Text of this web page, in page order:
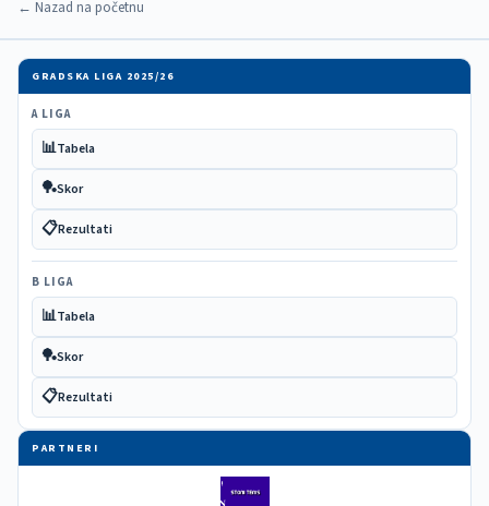
← Nazad na početnu
GRADSKA LIGA 2025/26
A LIGA
📊Tabela
🏓Skor
📋Rezultati
B LIGA
📊Tabela
🏓Skor
📋Rezultati
PARTNERI